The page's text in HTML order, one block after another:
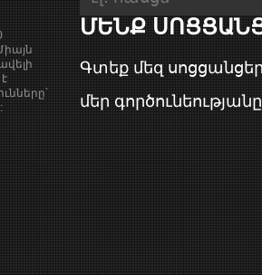
ՄԵՆՔ
Գտեք մեզ
մեր գործունեությանը